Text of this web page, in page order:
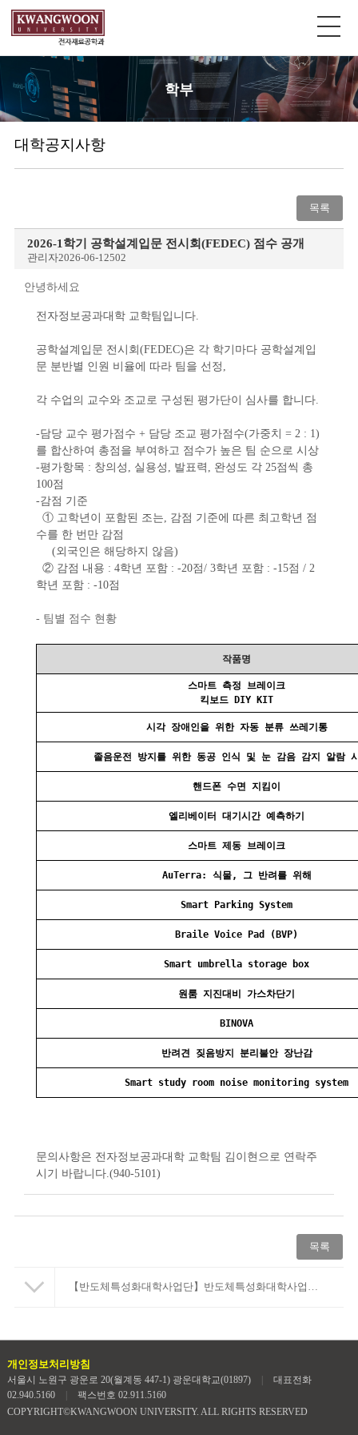
학부
대학공지사항
목록
2026-1학기 공학설계입문 전시회(FEDEC) 점수 공개
관리자2026-06-12502
안녕하세요
전자정보공과대학 교학팀입니다.
공학설계입문 전시회(FEDEC)은 각 학기마다 공학설계입
문 분반별 인원 비율에 따라 팀을 선정,
각 수업의 교수와 조교로 구성된 평가단이 심사를 합니다.
-담당 교수 평가점수 + 담당 조교 평가점수(가중치 = 2 : 1)
를 합산하여 총점을 부여하고 점수가 높은 팀 순으로 시상​
-평가항목 : 창의성, 실용성, 발표력, 완성도 각 25점씩 총
100점
-감점 기준
① 고학년이 포함된 조는, 감점 기준에 따른 최고학년 점
수를 한 번만 감점
(외국인은 해당하지 않음)
② 감점 내용 : 4학년 포함 : -20점/ 3학년 포함 : -15점 / 2
학년 포함 : -10점
- 팀별 점수 현황
작품명
스마트 측정 브레이크
킥보드 DIY KIT
시각 장애인을 위한 자동 분류 쓰레기통
졸음운전 방지를 위한 동공 인식 및 눈 감음 감지 알람
핸드폰 수면 지킴이
엘리베이터 대기시간 예측하기
스마트 제동 브레이크
AuTerra: 식물, 그 반려를 위해
Smart Parking System
Braile Voice Pad (BVP)
Smart umbrella storage box
원룸 지진대비 가스차단기
BINOVA
반려견 짖음방지 분리불안 장난감
Smart study room noise monitoring system
문의사항은 전자정보공과대학 교학팀 김이현으로 연락주
시기 바랍니다.(940-5101)
목록
【반도체특성화대학사업단】반도체특성화대학사업단 양성 학생 2기 합격자 안내
개인정보처리방침
서울시 노원구 광운로 20(월계동 447-1) 광운대학교(01897)
대표전화
02.940.5160
팩스번호 02.911.5160
COPYRIGHT©KWANGWOON UNIVERSITY. ALL RIGHTS RESERVED